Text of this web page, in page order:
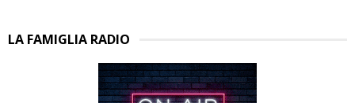
LA FAMIGLIA RADIO